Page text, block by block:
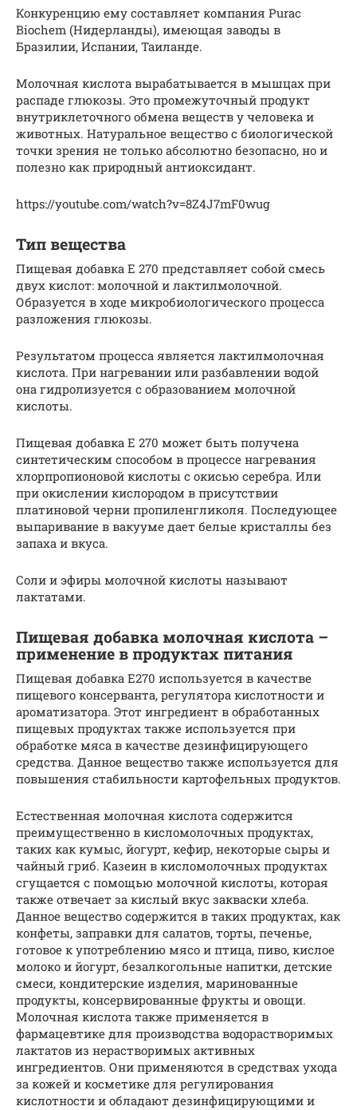
Конкуренцию ему составляет компания Purac
Biochem (Нидерланды), имеющая заводы в
Бразилии, Испании, Таиланде.
Молочная кислота вырабатывается в мышцах при
распаде глюкозы. Это промежуточный продукт
внутриклеточного обмена веществ у человека и
животных. Натуральное вещество с биологической
точки зрения не только абсолютно безопасно, но и
полезно как природный антиоксидант.
https://youtube.com/watch?v=8Z4J7mF0wug
Тип вещества
Пищевая добавка Е 270 представляет собой смесь
двух кислот: молочной и лактилмолочной.
Образуется в ходе микробиологического процесса
разложения глюкозы.
Результатом процесса является лактилмолочная
кислота. При нагревании или разбавлении водой
она гидролизуется с образованием молочной
кислоты.
Пищевая добавка E 270 может быть получена
синтетическим способом в процессе нагревания
хлорпропионовой кислоты с окисью серебра. Или
при окислении кислородом в присутствии
платиновой черни пропиленгликоля. Последующее
выпаривание в вакууме дает белые кристаллы без
запаха и вкуса.
Соли и эфиры молочной кислоты называют
лактатами.
Пищевая добавка молочная кислота –
применение в продуктах питания
Пищевая добавка Е270 используется в качестве
пищевого консерванта, регулятора кислотности и
ароматизатора. Этот ингредиент в обработанных
пищевых продуктах также используется при
обработке мяса в качестве дезинфицирующего
средства. Данное вещество также используется для
повышения стабильности картофельных продуктов.
Естественная молочная кислота содержится
преимущественно в кисломолочных продуктах,
таких как кумыс, йогурт, кефир, некоторые сыры и
чайный гриб. Казеин в кисломолочных продуктах
сгущается с помощью молочной кислоты, которая
также отвечает за кислый вкус закваски хлеба.
Данное вещество содержится в таких продуктах, как
конфеты, заправки для салатов, торты, печенье,
готовое к употреблению мясо и птица, пиво, кислое
молоко и йогурт, безалкогольные напитки, детские
смеси, кондитерские изделия, маринованные
продукты, консервированные фрукты и овощи.
Молочная кислота также применяется в
фармацевтике для производства водорастворимых
лактатов из нерастворимых активных
ингредиентов. Они применяются в средствах ухода
за кожей и косметике для регулирования
кислотности и обладают дезинфицирующими и